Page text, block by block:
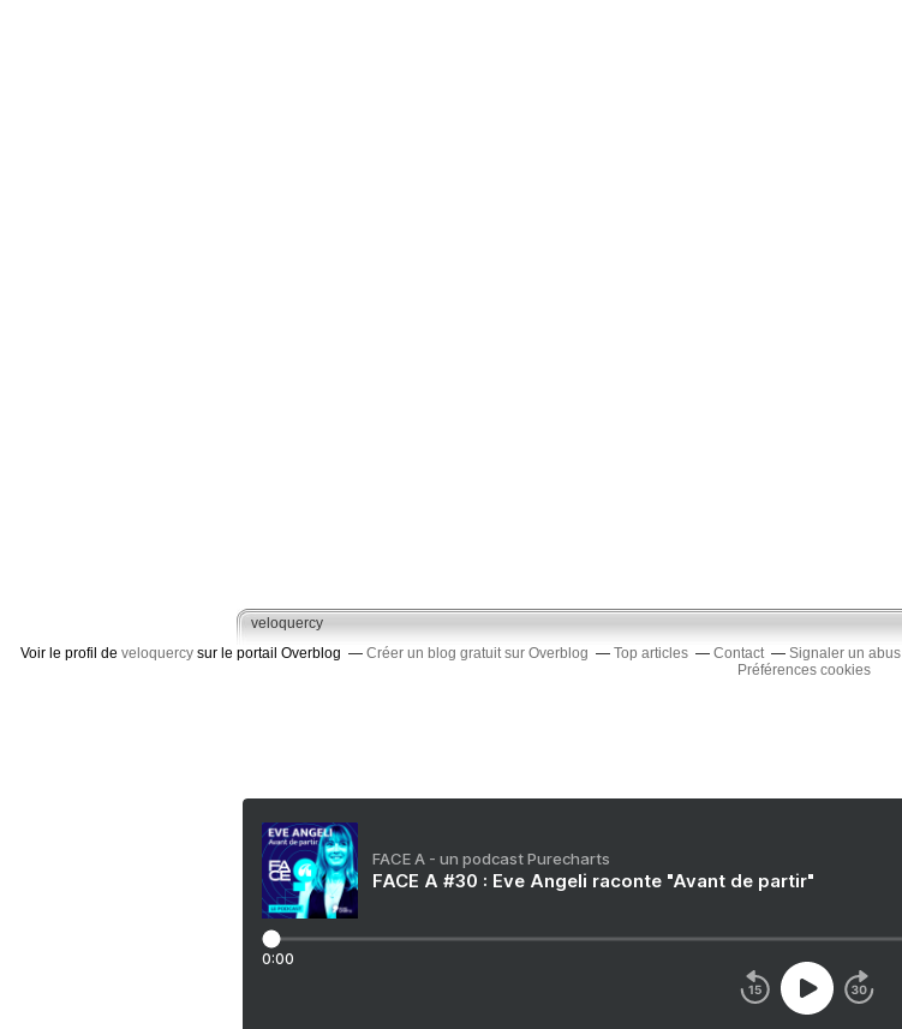
veloquercy
Voir le profil de veloquercy sur le portail Overblog Créer un blog gratuit sur Overblog Top articles Contact Signaler un abus
Préférences cookies
FACE A - un podcast Purecharts
FACE A #30 : Eve Angeli raconte "Avant de partir"
0:00